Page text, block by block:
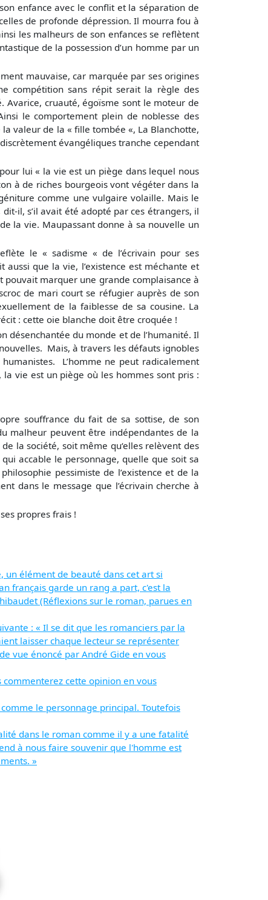
enfance avec le conflit et la séparation de
de profonde dépression. Il mourra fou à
les malheurs de son enfances se reflètent
de la possession d’un homme par un
mauvaise, car marquée par ses origines
compétition sans répit serait la règle des
Avarice, cruauté, égoïsme sont le moteur de
le comportement plein de noblesse des
valeur de la « fille tombée «, La Blanchotte,
évangéliques tranche cependant
lui « la vie est un piège dans lequel nous
à de riches bourgeois vont végéter dans la
comme une vulgaire volaille. Mais le
il, s’il avait été adopté par ces étrangers, il
la vie. Maupassant donne à sa nouvelle un
le « sadisme « de l’écrivain pour ses
que la vie, l’existence est méchante et
marquer une grande complaisance à
de mari court se réfugier auprès de son
de la faiblesse de sa cousine. La
: cette oie blanche doit être croquée !
désenchantée du monde et de l’humanité. Il
Mais, à travers les défauts ignobles
L’homme ne peut radicalement
vie est un piège où les hommes sont pris :
souffrance du fait de sa sottise, de son
malheur peuvent être indépendantes de la
la société, soit même qu‘elles relèvent des
accable le personnage, quelle que soit sa
pessimiste de l’existence et de la
dans le message que l’écrivain cherche à
propres frais !
élément de beauté dans cet art si
français garde un rang a part, c'est la
(Réflexions sur le roman, parues en
: « Il se dit que les romanciers par la
laisser chaque lecteur se représenter
vue énoncé par André Gide en vous
cette opinion en vous
le personnage principal. Toutefois
dans le roman comme il y a une fatalité
à nous faire souvenir que l'homme est
»